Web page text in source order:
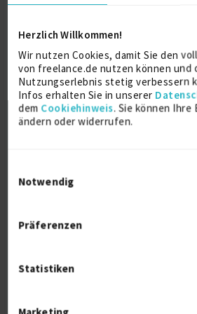
Herzlich Willkommen!
Wir nutzen Cookies, damit Sie den
von freelance.de nutzen können und
Nutzungserlebnis stetig verbessern
Infos erhalten Sie in unserer
dem Cookiehinweis. Sie können
ändern oder widerrufen.
Notwendig
Präferenzen
Statistiken
Interim Manager, Business
& Control...
zuletzt online vor wenigen Tagen
Controlling 22 J. Business
Business Development
auf Anfrage